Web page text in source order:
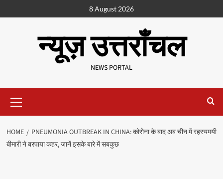
8 August 2026
न्यूज़ उत्तराँचल
NEWS PORTAL
HOME
PNEUMONIA OUTBREAK IN CHINA: कोरोना के बाद अब चीन में रहस्यमयी
बीमारी ने बरपाया कहर, जानें इसके बारे में सबकुछ